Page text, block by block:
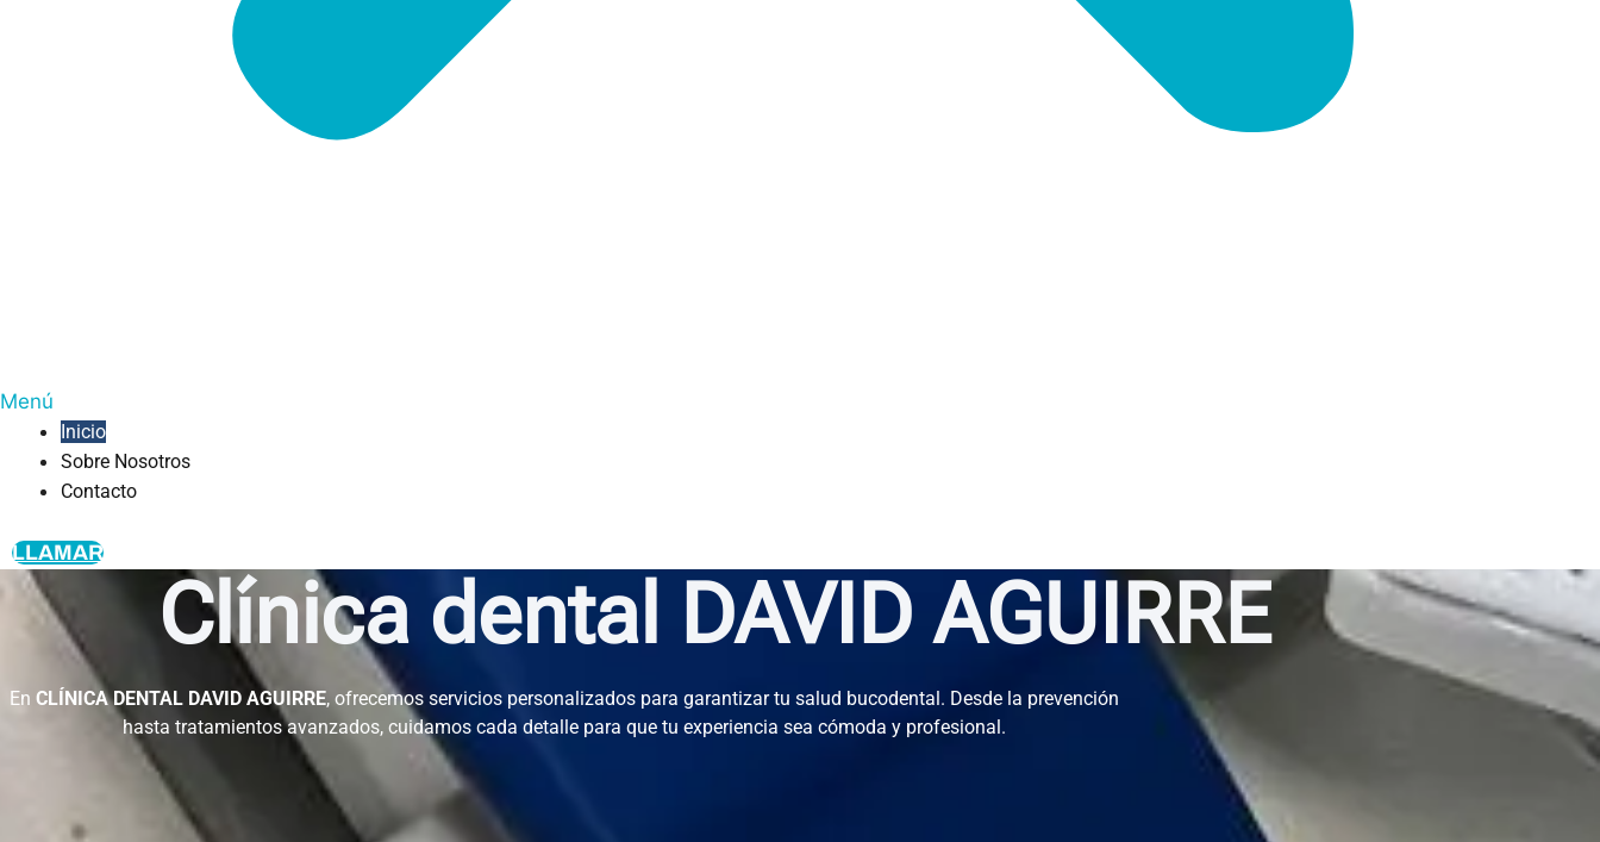
Menú
Inicio
Sobre Nosotros
Contacto
LLAMAR
Clínica dental DAVID AGUIRRE
En CLÍNICA DENTAL DAVID AGUIRRE, ofrecemos servicios personalizados para garantizar tu salud bucodental. Desde la prevención
hasta tratamientos avanzados, cuidamos cada detalle para que tu experiencia sea cómoda y profesional.